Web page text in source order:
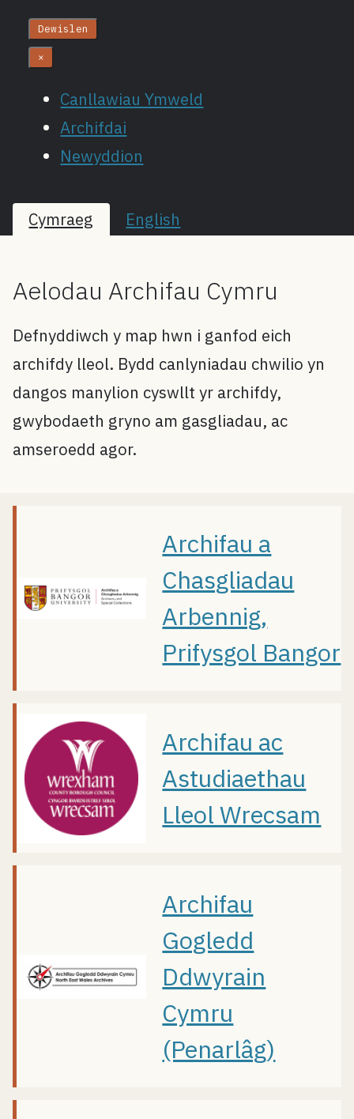
Dewislen
×
Canllawiau Ymweld
Archifdai
Newyddion
Cymraeg English
−
Aelodau Archifau Cymru
Defnyddiwch y map hwn i ganfod eich
archifdy lleol. Bydd canlyniadau chwilio yn
dangos manylion cyswllt yr archifdy,
gwybodaeth gryno am gasgliadau, ac
amseroedd agor.
Archifau a
Chasgliadau
Arbennig,
Prifysgol Bangor
Archifau ac
Astudiaethau
Lleol Wrecsam
Archifau
Gogledd
Ddwyrain
Cymru
(Penarlâg)